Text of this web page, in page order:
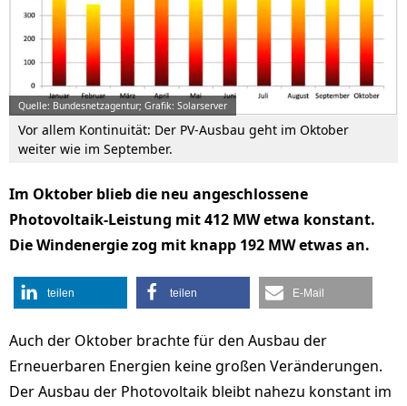
Quelle: Bundesnetzagentur; Grafik: Solarserver
Vor allem Kontinuität: Der PV-Ausbau geht im Oktober
weiter wie im September.
Im Oktober blieb die neu angeschlossene
Photovoltaik-Leistung mit 412 MW etwa konstant.
Die Windenergie zog mit knapp 192 MW etwas an.
teilen teilen E-Mail
Auch der Oktober brachte für den Ausbau der
Erneuerbaren Energien keine großen Veränderungen.
Der Ausbau der Photovoltaik bleibt nahezu konstant im